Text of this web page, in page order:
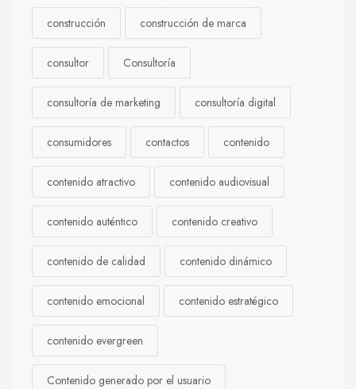
construcción construcción de marca
consultor Consultoría
consultoría de marketing consultoría digital
consumidores contactos contenido
contenido atractivo contenido audiovisual
contenido auténtico contenido creativo
contenido de calidad contenido dinámico
contenido emocional contenido estratégico
contenido evergreen
Contenido generado por el usuario